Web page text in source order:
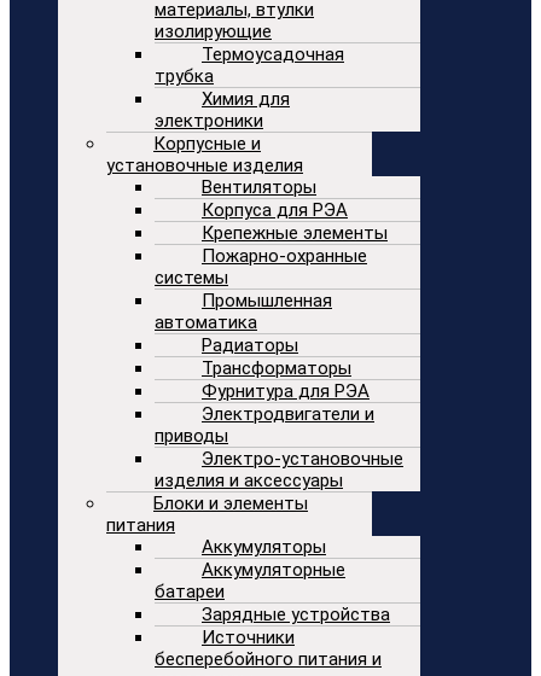
материалы, втулки
изолирующие
Термоусадочная
трубка
Химия для
электроники
Корпусные и
установочные изделия
Вентиляторы
Корпуса для РЭА
Крепежные элементы
Пожарно-охранные
системы
Промышленная
автоматика
Радиаторы
Трансформаторы
Фурнитура для РЭА
Электродвигатели и
приводы
Электро-установочные
изделия и аксессуары
Блоки и элементы
питания
Аккумуляторы
Аккумуляторные
батареи
Зарядные устройства
Источники
бесперебойного питания и